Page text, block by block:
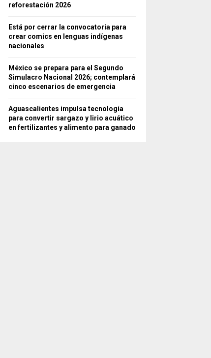
reforestación 2026
Está por cerrar la convocatoria para
crear comics en lenguas indígenas
nacionales
México se prepara para el Segundo
Simulacro Nacional 2026; contemplará
cinco escenarios de emergencia
Aguascalientes impulsa tecnología
para convertir sargazo y lirio acuático
en fertilizantes y alimento para ganado